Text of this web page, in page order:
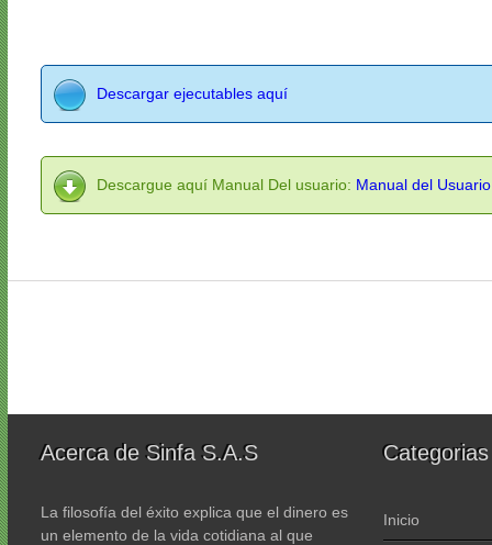
Descargar ejecutables aquí
Descargue aquí Manual Del usuario: Manual del
Acerca de Sinfa S.A.S
La filosofía del éxito explica que el dinero es
un elemento de la vida cotidiana al que
Categorias
Inicio